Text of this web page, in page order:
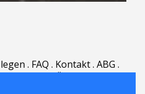
. FAQ . Kontakt. ABG .